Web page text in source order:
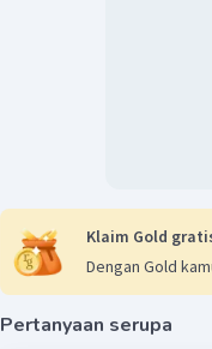
Klaim Gold
Dengan Gold
Pertanyaan serupa